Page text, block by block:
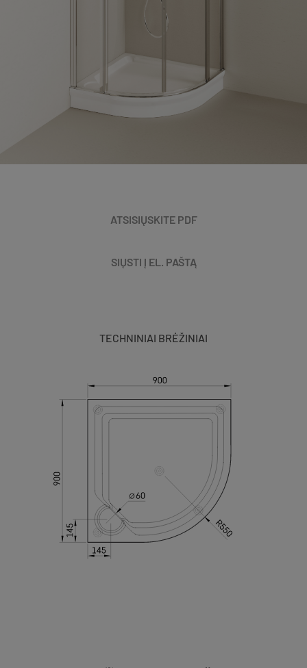
ATSISIŲSKITE PDF
SIŲSTI Į EL. PAŠTĄ
TECHNINIAI BRĖŽINIAI